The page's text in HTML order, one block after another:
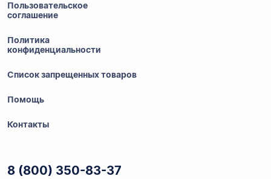
Пользовательское
соглашение
Политика
конфиденциальности
Список запрещенных товаров
Помощь
Контакты
8 (800) 350-83-37